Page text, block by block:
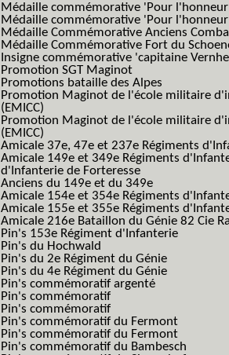
Médaille commémorative 'Pour
Médaille commémorative 'Pour
Médaille Commémorative Anciens
Médaille Commémorative Fort du
Insigne commémorative 'capitaine
Promotion SGT Maginot
Promotions bataille des Alpes
Promotion Maginot de l'école militaire
(EMICC)
Promotion Maginot de l'école militaire
(EMICC)
Amicale 37e, 47e et 237e Régiments
Amicale 149e et 349e Régiments
d'Infanterie de Forteresse
Anciens du 149e et du 349e
Amicale 154e et 354e Régiments
Amicale 155e et 355e Régiments
Amicale 216e Bataillon du Génie 82 Cie
Pin's 153e Régiment d'Infanterie
Pin's du Hochwald
Pin's du 2e Régiment du Génie
Pin's du 4e Régiment du Génie
Pin's commémoratif argenté
Pin's commémoratif
Pin's commémoratif
Pin's commémoratif du Fermont
Pin's commémoratif du Fermont
Pin's commémoratif du Bambesch